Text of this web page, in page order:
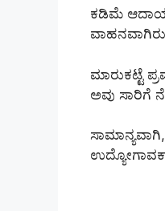
ಕಡಿಮೆ
ಮಾರುಕಟ್ಟೆ
ಅವು ಸಾರಿಗೆ